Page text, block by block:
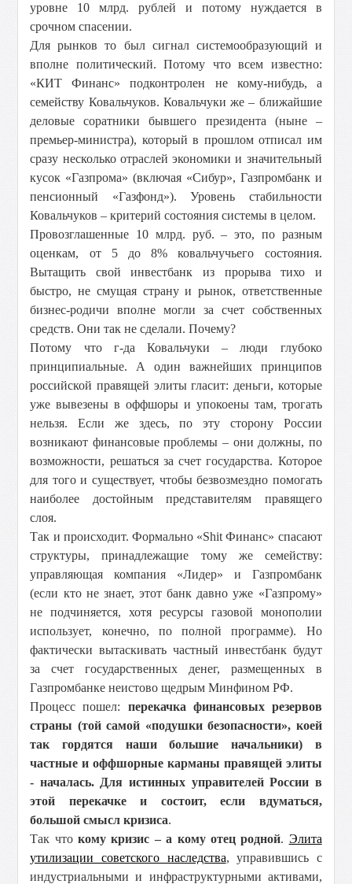
уровне 10 млрд. рублей и потому нуждается в
срочном спасении.
Для рынков то был сигнал системообразующий и
вполне политический. Потому что всем известно:
«КИТ Финанс» подконтролен не кому-нибудь, а
семейству Ковальчуков. Ковальчуки же – ближайшие
деловые соратники бывшего президента (ныне –
премьер-министра), который в прошлом отписал им
сразу несколько отраслей экономики и значительный
кусок «Газпрома» (включая «Сибур», Газпромбанк и
пенсионный «Газфонд»). Уровень стабильности
Ковальчуков – критерий состояния системы в целом.
Провозглашенные 10 млрд. руб. – это, по разным
оценкам, от 5 до 8% ковальчучьего состояния.
Вытащить свой инвестбанк из прорыва тихо и
быстро, не смущая страну и рынок, ответственные
бизнес-родичи вполне могли за счет собственных
средств. Они так не сделали. Почему?
Потому что г-да Ковальчуки – люди глубоко
принципиальные. А один важнейших принципов
российской правящей элиты гласит: деньги, которые
уже вывезены в оффшоры и упокоены там, трогать
нельзя. Если же здесь, по эту сторону России
возникают финансовые проблемы – они должны, по
возможности, решаться за счет государства. Которое
для того и существует, чтобы безвозмездно помогать
наиболее достойным представителям правящего
слоя.
Так и происходит. Формально «Shit Финанс» спасают
структуры, принадлежащие тому же семейству:
управляющая компания «Лидер» и Газпромбанк
(если кто не знает, этот банк давно уже «Газпрому»
не подчиняется, хотя ресурсы газовой монополии
использует, конечно, по полной программе). Но
фактически вытаскивать частный инвестбанк будут
за счет государственных денег, размещенных в
Газпромбанке неистово щедрым Минфином РФ.
Процесс пошел: перекачка финансовых резервов
страны (той самой «подушки безопасности», коей
так гордятся наши большие начальники) в
частные и оффшорные карманы правящей элиты
- началась. Для истинных управителей России в
этой перекачке и состоит, если вдуматься,
большой смысл кризиса.
Так чтокому кризис – а кому отец родной. Элита
утилизации советского наследства, управившись с
индустриальными и инфраструктурными активами,